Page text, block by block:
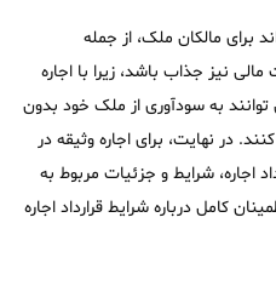
برای مالکان ملک، از جمله
نیز جذاب باشد، زیرا با اجاره
به سودآوری از ملک خود بدون
در نهایت، برای اجاره وثیقه در
اجاره، شرایط و جزئیات مربوط به
کامل درباره شرایط قرارداد اجاره